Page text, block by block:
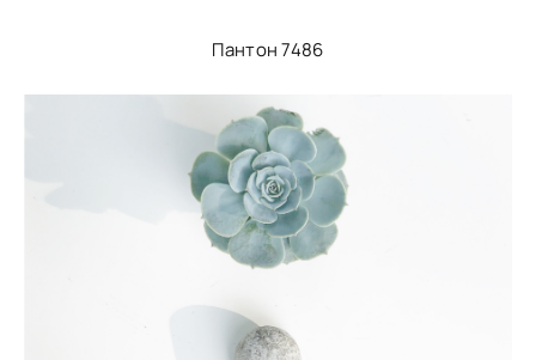
Пантон 7486